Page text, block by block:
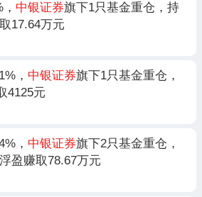
中银证券旗下1只基金重仓，持
17.64万元
， 中银证券旗下1只基金重仓，
4125元
， 中银证券旗下2只基金重仓，
盈赚取78.67万元